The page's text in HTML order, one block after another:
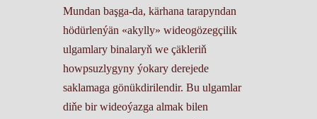
Mundan başga-da, kärhana tarapyndan
hödürlenýän «akylly» wideogözegçilik
ulgamlary binalaryň we çäkleriň
howpsuzlygyny ýokary derejede
saklamaga gönükdirilendir. Bu ulgamlar
diňe bir wideoýazga almak bilen